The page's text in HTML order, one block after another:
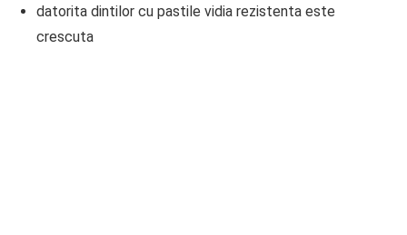
datorita dintilor cu pastile vidia rezistenta este
crescuta